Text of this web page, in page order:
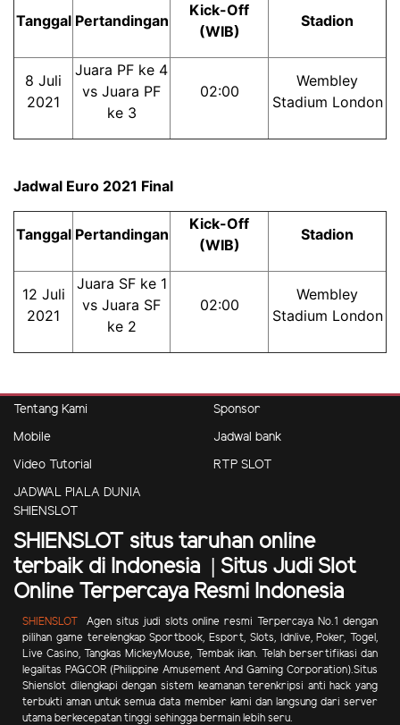
Tanggal Pertandingan
Kick-Off
(WIB)
Stadion
8 Juli
2021
Juara PF ke 4
vs Juara PF
ke 3
02:00
Wembley
Stadium London
Jadwal Euro 2021 Final
Tanggal Pertandingan
Kick-Off
(WIB)
Stadion
12 Juli
2021
Juara SF ke 1
vs Juara SF
ke 2
02:00
Wembley
Stadium London
Tentang Kami
Sponsor
Mobile
Jadwal bank
Video Tutorial
RTP SLOT
JADWAL PIALA DUNIA
SHIENSLOT
SHIENSLOT situs taruhan online
terbaik di Indonesia | Situs Judi Slot
Online Terpercaya Resmi Indonesia
SHIENSLOT
Agen situs judi slots online resmi Terpercaya No.1 dengan
pilihan game terelengkap Sportbook, Esport, Slots, Idnlive, Poker, Togel,
Live Casino, Tangkas MickeyMouse, Tembak ikan. Telah bersertifikasi dan
legalitas PAGCOR (Philippine Amusement And Gaming Corporation).Situs
Shienslot dilengkapi dengan sistem keamanan terenkripsi anti hack yang
terbukti aman untuk semua data member kami dan langsung dari server
utama berkecepatan tinggi sehingga bermain lebih seru.